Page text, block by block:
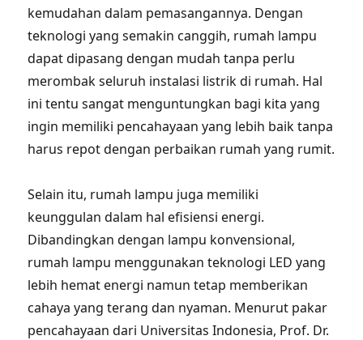
kemudahan dalam pemasangannya. Dengan
teknologi yang semakin canggih, rumah lampu
dapat dipasang dengan mudah tanpa perlu
merombak seluruh instalasi listrik di rumah. Hal
ini tentu sangat menguntungkan bagi kita yang
ingin memiliki pencahayaan yang lebih baik tanpa
harus repot dengan perbaikan rumah yang rumit.
Selain itu, rumah lampu juga memiliki
keunggulan dalam hal efisiensi energi.
Dibandingkan dengan lampu konvensional,
rumah lampu menggunakan teknologi LED yang
lebih hemat energi namun tetap memberikan
cahaya yang terang dan nyaman. Menurut pakar
pencahayaan dari Universitas Indonesia, Prof. Dr.